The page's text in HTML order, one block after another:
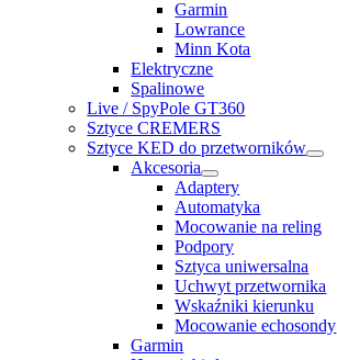
Garmin
Lowrance
Minn Kota
Elektryczne
Spalinowe
Live / SpyPole GT360
Sztyce CREMERS
Sztyce KED do przetworników
Akcesoria
Adaptery
Automatyka
Mocowanie na reling
Podpory
Sztyca uniwersalna
Uchwyt przetwornika
Wskaźniki kierunku
Mocowanie echosondy
Garmin